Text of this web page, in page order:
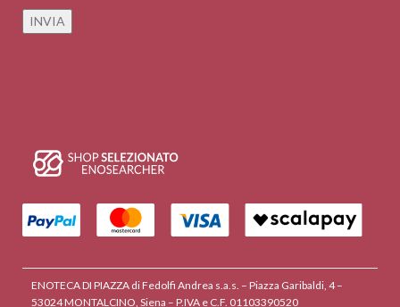
ENOTECA DI PIAZZA di Fedolfi Andrea s.a.s. – Piazza Garibaldi, 4 –
53024 MONTALCINO, Siena – P.IVA e C.F. 01103390520